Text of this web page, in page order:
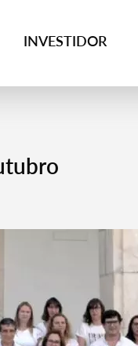
INVESTIDOR